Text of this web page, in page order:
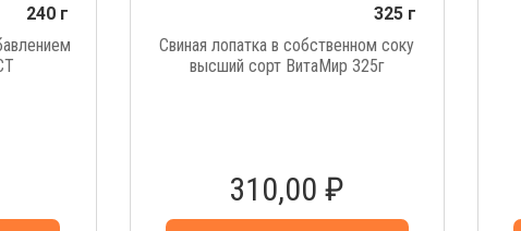
240 г
325 г
Свиная лопатка в собственном соку
высший сорт ВитаМир 325г
310,00 ₽